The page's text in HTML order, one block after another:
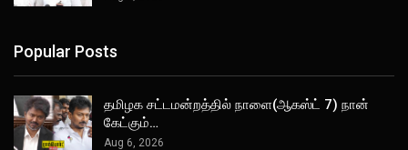
Popular Posts
தமிழக சட்டமன்றத்தில் நாளை(ஆகஸ்ட் 7) நான்
கேட்கும்…
Aug 6, 2026